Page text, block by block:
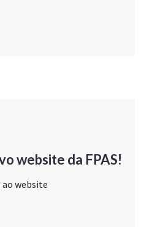
website da FPAS!
ao website